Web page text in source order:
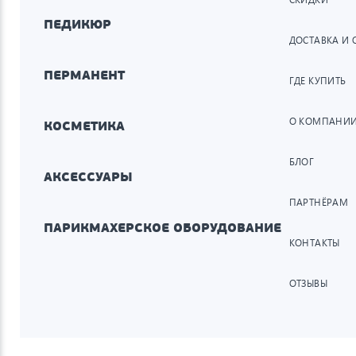
ПЕДИКЮР
ПЕРМАНЕНТ
КОСМЕТИКА
АКСЕССУАРЫ
ПАРИКМАХЕРСКОЕ ОБОРУДОВАНИЕ
ДОСТАВКА И
ГДЕ КУПИТЬ
О КОМПАНИИ
БЛОГ
ПАРТНЁРАМ
КОНТАКТЫ
ОТЗЫВЫ